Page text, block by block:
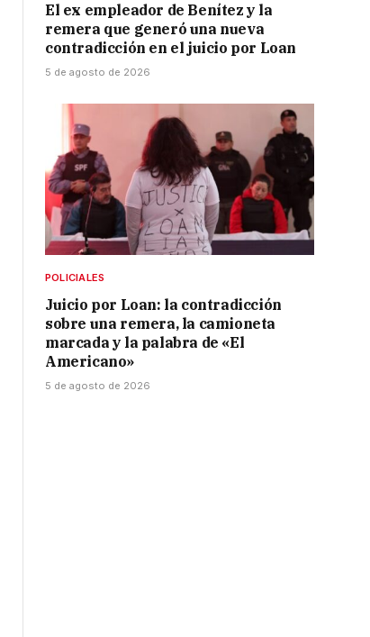
El ex empleador de Benítez y la
remera que generó una nueva
contradicción en el juicio por Loan
5 de agosto de 2026
POLICIALES
Juicio por Loan: la contradicción
sobre una remera, la camioneta
marcada y la palabra de «El
Americano»
5 de agosto de 2026